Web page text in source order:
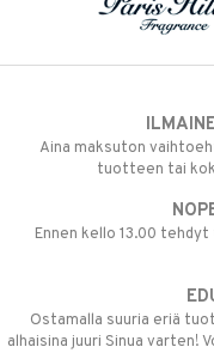
Aina maksuton
tuotteen tai
Ennen kello 13.00
Ostamalla suuria eriä
alhaisina juuri Sinua varten!